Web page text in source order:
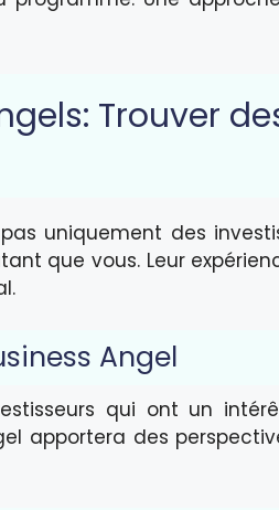
Trouver
uniquement des
que vous. Leur
Angel
qui ont un
apportera des